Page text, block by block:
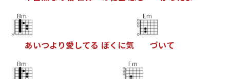
Bm
あいつよ り愛してる ぼく に気
Em
づいて
Bm Em